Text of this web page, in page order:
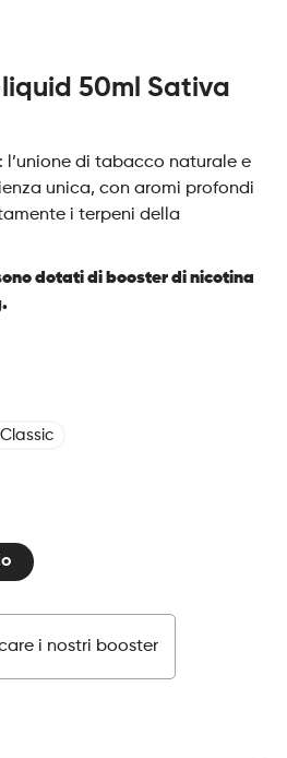
50ml Sativa
l’unione di tabacco naturale e
unica, con aromi profondi
i terpeni della
dotati di booster di nicotina
i nostri booster